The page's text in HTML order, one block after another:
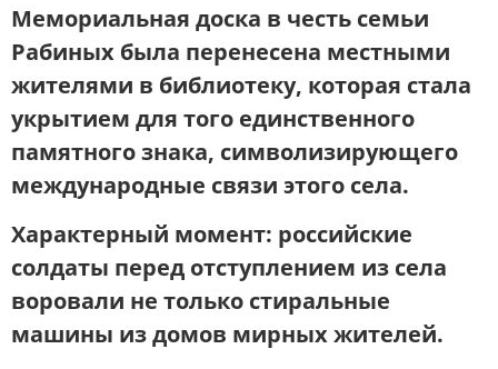
Мемориальная доска в честь семьи
Рабиных была перенесена местными
жителями в библиотеку, которая стала
укрытием для того единственного
памятного знака, символизирующего
международные связи этого села.
Характерный момент: российские
солдаты перед отступлением из села
воровали не только стиральные
машины из домов мирных жителей.